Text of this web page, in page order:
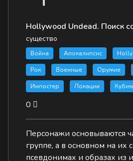
Hollywood Undead. Поиск
существо
Война Апокалипсис
Рок Военные Оружие
Импостер Локации
0
Персонажи основываются
группе, а в основном на их
псевдонимах и образах из